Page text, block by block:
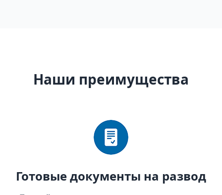
Наши преимущества
Готовые документы на развод